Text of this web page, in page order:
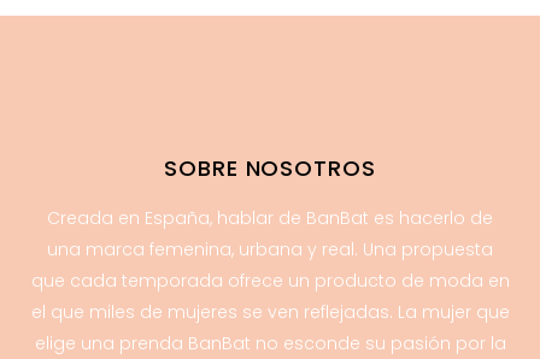
SOBRE NOSOTROS
Creada en España, hablar de BanBat es hacerlo de
una marca femenina, urbana y real. Una propuesta
que cada temporada ofrece un producto de moda en
el que miles de mujeres se ven reflejadas. La mujer que
elige una prenda BanBat no esconde su pasión por la